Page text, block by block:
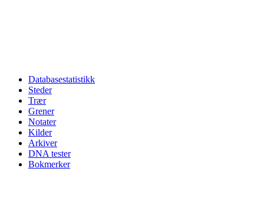
Databasestatistikk
Steder
Trær
Grener
Notater
Kilder
Arkiver
DNA tester
Bokmerker